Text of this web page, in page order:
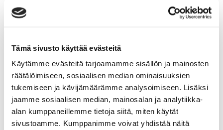
Tämä sivusto käyttää evästeitä
Käytämme evästeitä tarjoamamme sisällön ja mainosten
räätälöimiseen, sosiaalisen median ominaisuuksien
tukemiseen ja kävijämäärämme analysoimiseen. Lisäksi
jaamme sosiaalisen median, mainosalan ja analytiikka-
alan kumppaneillemme tietoja siitä, miten käytät
sivustoamme. Kumppanimme voivat yhdistää näitä
Purifying Cleansing Gel